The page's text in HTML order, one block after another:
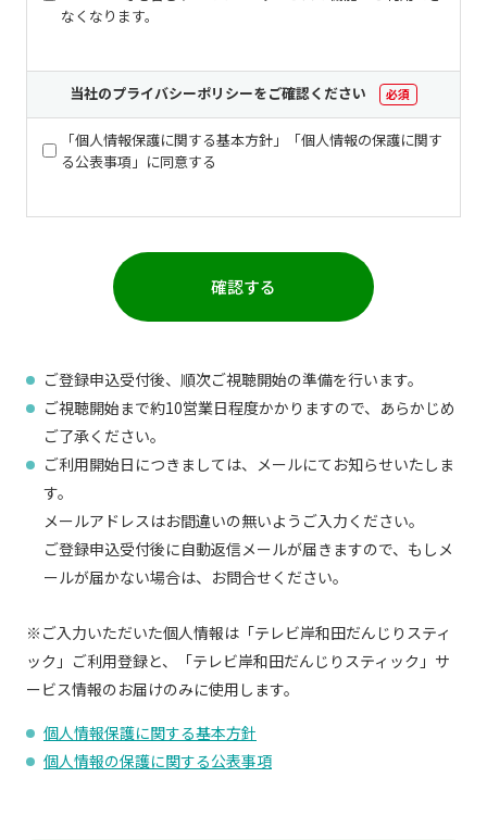
なくなります。
当社のプライバシーポリシーをご確認ください 必須
「個人情報保護に関する基本方針」「個人情報の保護に関す
る公表事項」に同意する
ご登録申込受付後、順次ご視聴開始の準備を行います。
ご視聴開始まで約10営業日程度かかりますので、あらかじめ
ご了承ください。
ご利用開始日につきましては、メールにてお知らせいたしま
す。
メールアドレスはお間違いの無いようご入力ください。
ご登録申込受付後に自動返信メールが届きますので、もしメ
ールが届かない場合は、お問合せください。
※ご入力いただいた個人情報は「テレビ岸和田だんじりスティ
ック」ご利用登録と、「テレビ岸和田だんじりスティック」サ
ービス情報のお届けのみに使用します。
個人情報保護に関する基本方針
個人情報の保護に関する公表事項